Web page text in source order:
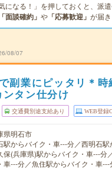
気になる！」を押しておくと、派
「面談確約」 や 「応募歓迎」 が届き
08/07
副業にピッタリ＊時
タン仕分け
交通費別途支給あり WEB登録
県明石市
駅からバイク・車---分／西明石
保(兵庫県)駅からバイク・車---分
車---分／魚住駅からバイク・車---